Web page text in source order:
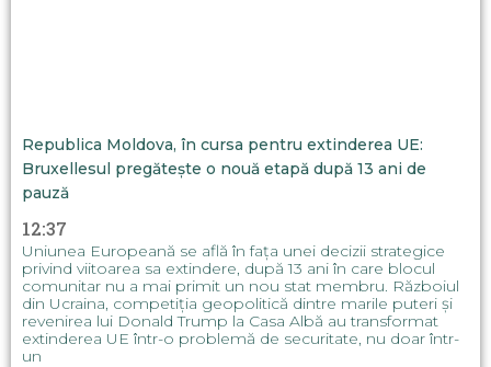
Republica Moldova, în cursa pentru extinderea UE:
Bruxellesul pregătește o nouă etapă după 13 ani de
pauză
12:37
Uniunea Europeană se află în fața unei decizii strategice
privind viitoarea sa extindere, după 13 ani în care blocul
comunitar nu a mai primit un nou stat membru. Războiul
din Ucraina, competiția geopolitică dintre marile puteri și
revenirea lui Donald Trump la Casa Albă au transformat
extinderea UE într-o problemă de securitate, nu doar într-
un